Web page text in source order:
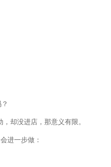
却没进店，那意义有限。
进一步做：